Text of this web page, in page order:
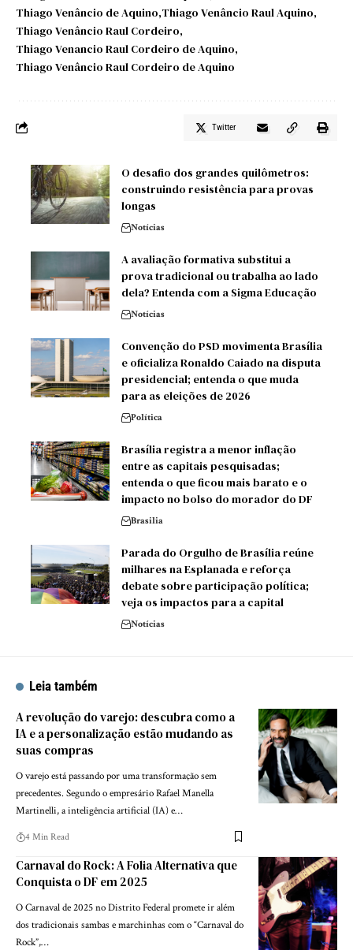
Thiago Venâncio de Aquino Thiago Venâncio Raul Aquino
Thiago Venâncio Raul Cordeiro
Thiago Venancio Raul Cordeiro de Aquino
Thiago Venâncio Raul Cordeiro de Aquino
Twitter
O desafio dos grandes quilômetros:
construindo resistência para provas
longas
Notícias
A avaliação formativa substitui a
prova tradicional ou trabalha ao lado
dela? Entenda com a Sigma Educação
Notícias
Convenção do PSD movimenta Brasília
e oficializa Ronaldo Caiado na disputa
presidencial; entenda o que muda
para as eleições de 2026
Política
Brasília registra a menor inflação
entre as capitais pesquisadas;
entenda o que ficou mais barato e o
impacto no bolso do morador do DF
Brasilia
Parada do Orgulho de Brasília reúne
milhares na Esplanada e reforça
debate sobre participação política;
veja os impactos para a capital
Notícias
Leia também
A revolução do varejo: descubra como a
IA e a personalização estão mudando as
suas compras
O varejo está passando por uma transformação sem
precedentes. Segundo o empresário Rafael Manella
Martinelli, a inteligência artificial (IA) e…
4 Min Read
Carnaval do Rock: A Folia Alternativa que
Conquista o DF em 2025
O Carnaval de 2025 no Distrito Federal promete ir além
dos tradicionais sambas e marchinhas com o “Carnaval do
Rock”,…